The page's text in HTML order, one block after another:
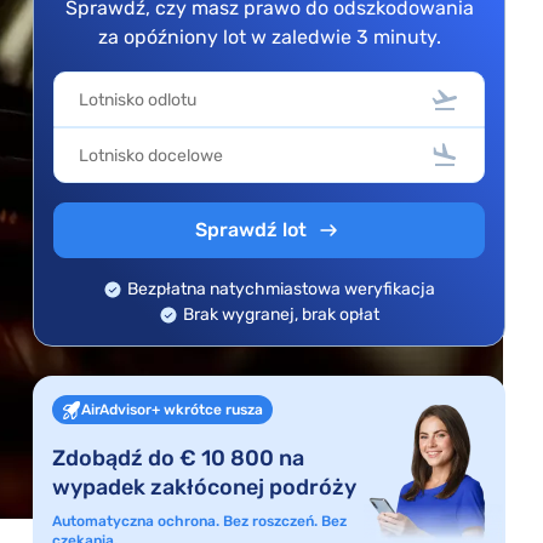
Sprawdź, czy masz prawo do odszkodowania
za opóźniony lot w zaledwie 3 minuty.
Sprawdź lot
Bezpłatna natychmiastowa weryfikacja
Brak wygranej, brak opłat
AirAdvisor+ wkrótce rusza
Zdobądź do € 10 800 na
wypadek zakłóconej podróży
Automatyczna ochrona. Bez roszczeń. Bez